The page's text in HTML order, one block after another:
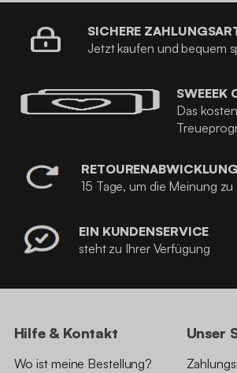
SICHERE
Jetzt kaufen und bequem
SWEEEK
Das
RETOURENABWICKLUNG
15 Tage, um die Meinung zu
EIN KUNDENSERVICE
steht zu Ihrer Verfügung
Hilfe & Kontakt
Wo ist meine Bestellung?
Unser